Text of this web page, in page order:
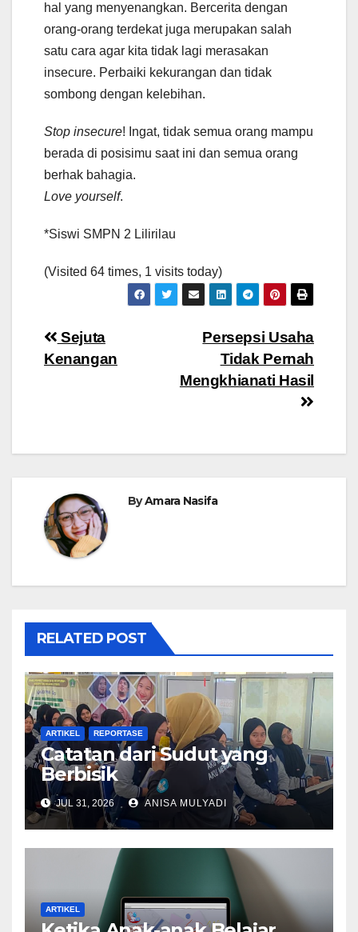
hal yang menyenangkan. Bercerita dengan
orang-orang terdekat juga merupakan salah
satu cara agar kita tidak lagi merasakan
insecure. Perbaiki kekurangan dan tidak
sombong dengan kelebihan.
Stop insecure! Ingat, tidak semua orang mampu
berada di posisimu saat ini dan semua orang
berhak bahagia.
Love yourself.
*Siswi SMPN 2 Lilirilau
(Visited 64 times, 1 visits today)
Navigasi
pos
Persepsi Usaha
Tidak Pernah
Mengkhianati Hasil
Sejuta
Kenangan
ByAmara Nasifa
RELATED POST
ARTIKEL REPORTASE
Catatan dari Sudut yang
Berbisik
JUL 31, 2026 ANISA MULYADI
ARTIKEL